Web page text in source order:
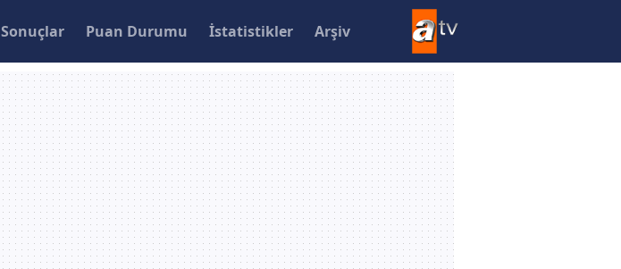
Sonuçlar Puan Durumu İstatistikler Arşiv